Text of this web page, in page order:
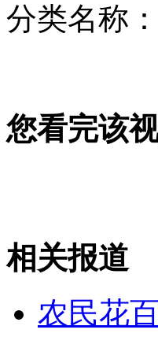
山西运城恶犬咬伤多
女孩北京地铁殴打老
外交部：有关国家言
分类名称：
您看完该
相关报道
农民花